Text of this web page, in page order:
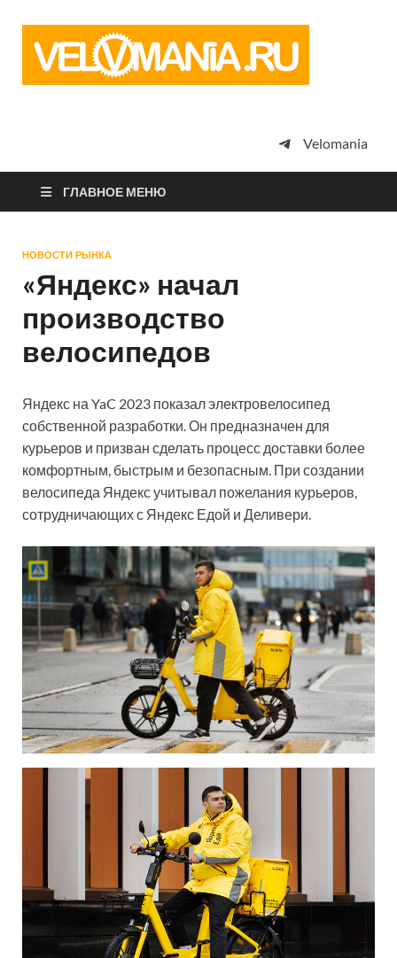
просто
Velomania
ГЛАВНОЕ МЕНЮ
НОВОСТИ РЫНКА
«Яндекс» начал
производство
велосипедов
Яндекс на YaC 2023 показал электровелосипед
собственной разработки. Он предназначен для
курьеров и призван сделать процесс доставки более
комфортным, быстрым и безопасным. При создании
велосипеда Яндекс учитывал пожелания курьеров,
сотрудничающих с Яндекс Едой и Деливери.